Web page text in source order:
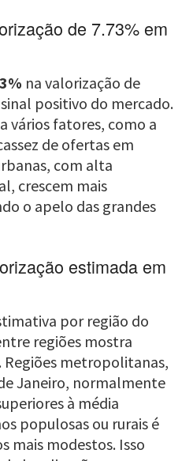
de 7.73% em
na valorização de
positivo do mercado.
vários fatores, como a
de ofertas em
com alta
crescem mais
o apelo das grandes
estimada em
por região do
regiões mostra
Regiões metropolitanas,
Janeiro, normalmente
à média
populosas ou rurais é
mais modestos. Isso